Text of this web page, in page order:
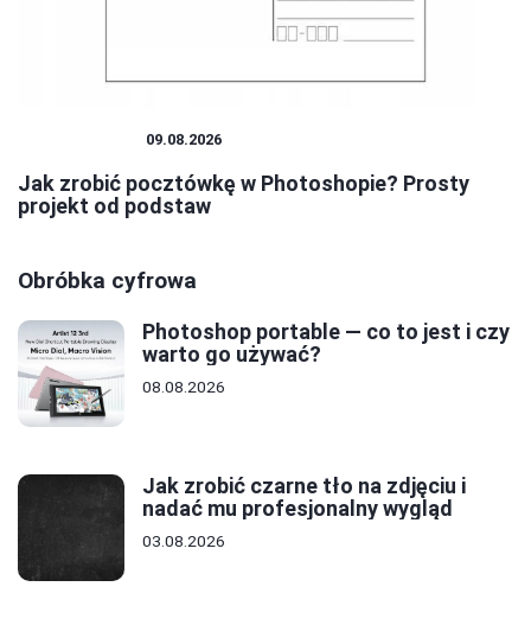
09.08.2026
Jak zrobić pocztówkę w Photoshopie? Prosty
projekt od podstaw
Obróbka cyfrowa
Photoshop portable — co to jest i czy
warto go używać?
08.08.2026
Jak zrobić czarne tło na zdjęciu i
nadać mu profesjonalny wygląd
03.08.2026